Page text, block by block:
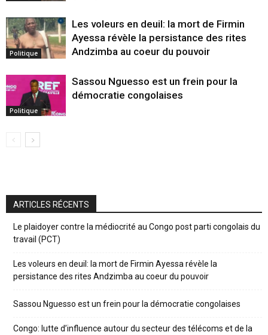
Politique
Les voleurs en deuil: la mort de Firmin
Ayessa révèle la persistance des rites
Andzimba au coeur du pouvoir
Politique
Sassou Nguesso est un frein pour la
démocratie congolaises
ARTICLES RÉCENTS
Le plaidoyer contre la médiocrité au Congo post parti congolais du
travail (PCT)
Les voleurs en deuil: la mort de Firmin Ayessa révèle la
persistance des rites Andzimba au coeur du pouvoir
Sassou Nguesso est un frein pour la démocratie congolaises
Congo: lutte d’influence autour du secteur des télécoms et de la